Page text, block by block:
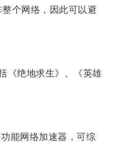
个网络，因此可以避
绝地求生》、《英雄
能网络加速器，可综